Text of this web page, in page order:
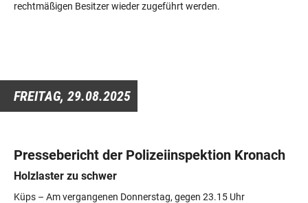
rechtmäßigen Besitzer wieder zugeführt werden.
FREITAG, 29.08.2025
Pressebericht der Polizeiinspektion Kronach
Holzlaster zu schwer
Küps – Am vergangenen Donnerstag, gegen 23.15 Uhr